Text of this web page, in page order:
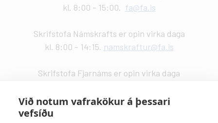
Við notum vafrakökur á þessari
vefsíðu
kl. 8:00 - 15:00. fa@fa.is
Skrifstofa Námskrafts er opin virka daga
kl. 8:00 - 14:15. namskraftur@fa.is
Skrifstofa Fjarnáms er opin virka daga